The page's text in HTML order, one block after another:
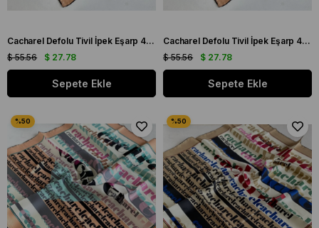
Cacharel Defolu Tivil İpek Eşarp 44375 Yavruağzı Karışık Desen
$ 27.78
$ 55.56
Sepete Ekle
Cacharel Defolu Tivil İpek Eşarp 44377 Yavruağzı Karışık Desen
$ 27.78
$ 55.56
Sepete Ekle